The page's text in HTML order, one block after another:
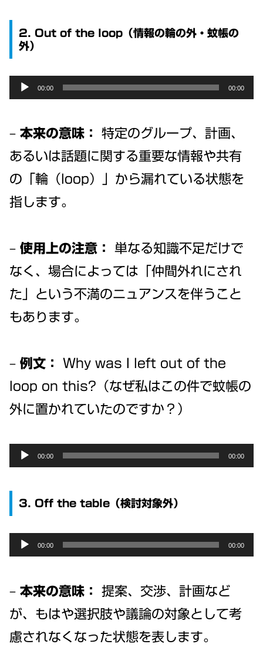
2. Out of the loop（情報の輪の外・蚊帳の
外）
Audio
00:00 00:00
– 本来の意味：
特定のグループ、計画、
あるいは話題に関する重要な情報や共有
の「輪（loop）」から漏れている状態を
指します。
– 使用上の注意：
単なる知識不足だけで
なく、場合によっては「仲間外れにされ
た」という不満のニュアンスを伴うこと
もあります。
– 例文：
Why was I left out of the
loop on this?（なぜ私はこの件で蚊帳の
外に置かれていたのですか？）
Audio
00:00 00:00
3. Off the table（検討対象外）
Audio
00:00 00:00
– 本来の意味：
提案、交渉、計画など
が、もはや選択肢や議論の対象として考
慮されなくなった状態を表します。